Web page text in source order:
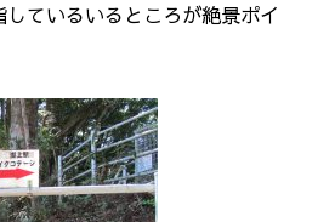
ているいるところが絶景ポイ